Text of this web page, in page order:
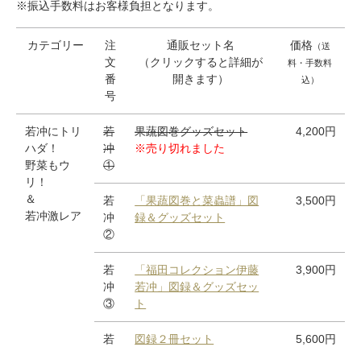
※振込手数料はお客様負担となります。
カテゴリー
注
文
番
号
通販セット名
（クリックすると詳細が
開きます）
価格（送
料・手数料
込）
若冲にトリ
ハダ！
野菜もウ
リ！
＆
若冲激レア
若
冲
①
果蔬図巻グッズセット
※売り切れました
4,200円
若
冲
②
「果蔬図巻と菜蟲譜」図
録＆グッズセット
3,500円
若
冲
③
「福田コレクション伊藤
若冲」図録＆グッズセッ
ト
3,900円
若
図録２冊セット 5,600円